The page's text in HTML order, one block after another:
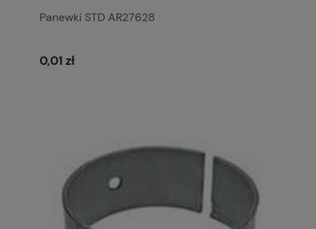
Panewki STD AR27628
0,01 zł